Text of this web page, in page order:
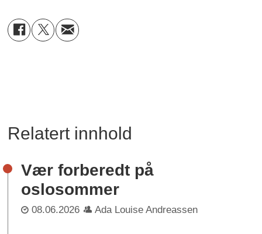
Relatert innhold
Vær forberedt på
oslosommer
08.06.2026 Ada Louise Andreassen